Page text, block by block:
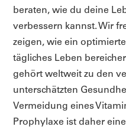
beraten, wie du deine
verbessern kannst. Wir
zeigen, wie ein
tägliches Leben
gehört weltweit zu den
unterschätzten
Vermeidung eines
Prophylaxe ist daher